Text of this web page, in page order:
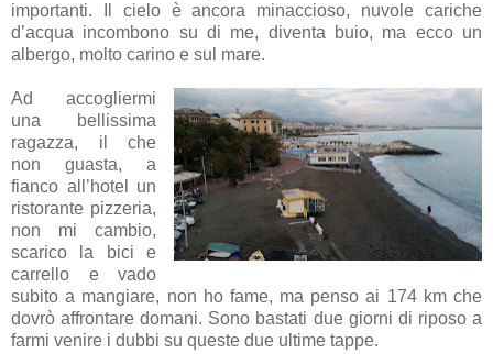
importanti. Il cielo è ancora minaccioso, nuvole cariche
d’acqua incombono su di me, diventa buio, ma ecco un
albergo, molto carino e sul mare.
Ad accogliermi
una bellissima
ragazza, il che
non guasta, a
fianco all’hotel un
ristorante pizzeria,
non mi cambio,
scarico la bici e
carrello e vado
subito a mangiare, non ho fame, ma penso ai 174 km che
dovrò affrontare domani. Sono bastati due giorni di riposo a
farmi venire i dubbi su queste due ultime tappe.